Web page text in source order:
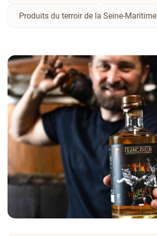
Produits du terroir de la Seine-Maritime